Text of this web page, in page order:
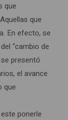
que
que
En efecto, se
“cambio de
presentó
el avance
que
ponerle